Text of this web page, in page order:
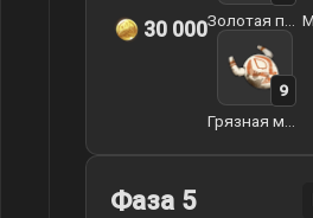
30 000
9
Фаза 5